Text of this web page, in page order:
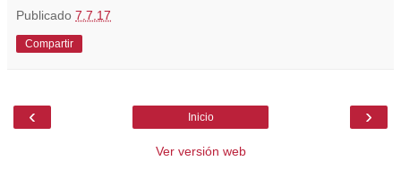
Publicado 7.7.17
Compartir
‹ ›
Inicio
Ver versión web